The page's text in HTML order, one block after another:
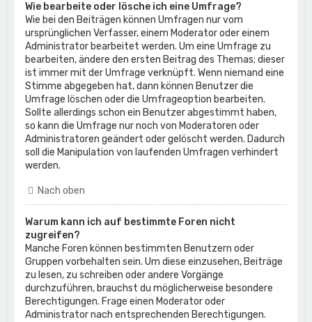
Wie bearbeite oder lösche ich eine Umfrage?
Wie bei den Beiträgen können Umfragen nur vom
ursprünglichen Verfasser, einem Moderator oder einem
Administrator bearbeitet werden. Um eine Umfrage zu
bearbeiten, ändere den ersten Beitrag des Themas; dieser
ist immer mit der Umfrage verknüpft. Wenn niemand eine
Stimme abgegeben hat, dann können Benutzer die
Umfrage löschen oder die Umfrageoption bearbeiten.
Sollte allerdings schon ein Benutzer abgestimmt haben,
so kann die Umfrage nur noch von Moderatoren oder
Administratoren geändert oder gelöscht werden. Dadurch
soll die Manipulation von laufenden Umfragen verhindert
werden.
Nach oben
Warum kann ich auf bestimmte Foren nicht
zugreifen?
Manche Foren können bestimmten Benutzern oder
Gruppen vorbehalten sein. Um diese einzusehen, Beiträge
zu lesen, zu schreiben oder andere Vorgänge
durchzuführen, brauchst du möglicherweise besondere
Berechtigungen. Frage einen Moderator oder
Administrator nach entsprechenden Berechtigungen.